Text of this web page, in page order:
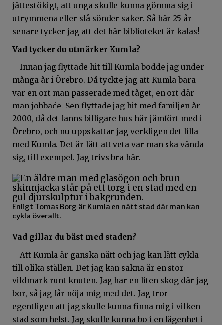
jättestökigt, att unga skulle kunna gömma sig i
utrymmena eller slå sönder saker. Så här 25 år
senare tycker jag att det här biblioteket är kalas!
Vad tycker du utmärker Kumla?
– Innan jag flyttade hit till Kumla bodde jag under
många år i Örebro. Då tyckte jag att Kumla bara
var en ort man passerade med tåget, en ort där
man jobbade. Sen flyttade jag hit med familjen år
2000, då det fanns billigare hus här jämfört med i
Örebro, och nu uppskattar jag verkligen det lilla
med Kumla. Det är lätt att veta var man ska vända
sig, till exempel. Jag trivs bra här.
Enligt Tomas Borg är Kumla en nätt stad där man kan
cykla överallt.
Vad gillar du bäst med staden?
– Att Kumla är ganska nätt och jag kan lätt cykla
till olika ställen. Det jag kan sakna är en stor
vildmark runt knuten. Jag har en liten skog där jag
bor, så jag får nöja mig med det. Jag tror
egentligen att jag skulle kunna finna mig i vilken
stad som helst. Jag skulle kunna bo i en lägenhet i